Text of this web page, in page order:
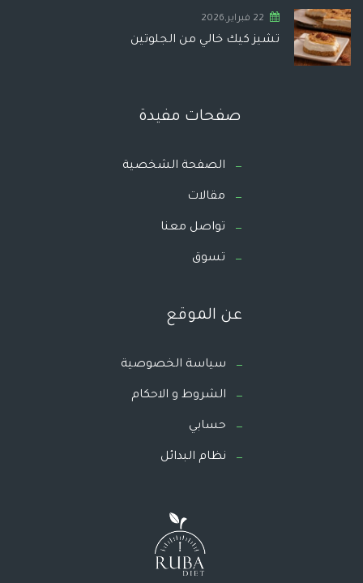
22 فبراير,2026
تشيز كيك خالي من الجلوتين
صفحات مفيدة
الصفحة الشخصية
مقالات
تواصل معنا
تسوق
عن الموقع
سياسة الخصوصية
الشروط و الاحكام
حسابي
نظام البدائل